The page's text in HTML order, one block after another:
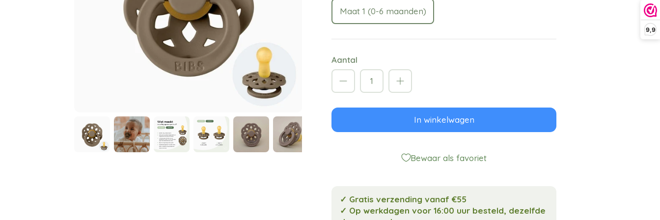
9,9
Maat 1 (0-6 maanden)
Aantal
In winkelwagen
Bewaar als favoriet
✓ Gratis verzending vanaf €55
✓ Op werkdagen voor 16:00 uur besteld, dezelfde